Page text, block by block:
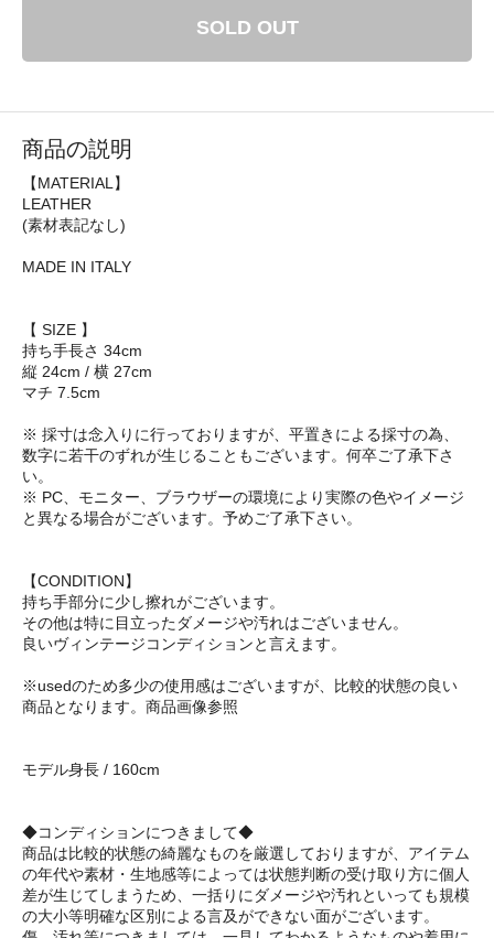
SOLD OUT
商品の説明
【MATERIAL】
LEATHER
(素材表記なし)
MADE IN ITALY
【 SIZE 】
持ち手長さ 34cm
縦 24cm / 横 27cm
マチ 7.5cm
※ 採寸は念入りに行っておりますが、平置きによる採寸の為、
数字に若干のずれが生じることもございます。何卒ご了承下さ
い。
※ PC、モニター、ブラウザーの環境により実際の色やイメージ
と異なる場合がございます。予めご了承下さい。
【CONDITION】
持ち手部分に少し擦れがございます。
その他は特に目立ったダメージや汚れはございません。
良いヴィンテージコンディションと言えます。
※usedのため多少の使用感はございますが、比較的状態の良い
商品となります。商品画像参照
モデル身長 / 160cm
◆コンディションにつきまして◆
商品は比較的状態の綺麗なものを厳選しておりますが、アイテム
の年代や素材・生地感等によっては状態判断の受け取り方に個人
差が生じてしまうため、一括りにダメージや汚れといっても規模
の大小等明確な区別による言及ができない面がございます。